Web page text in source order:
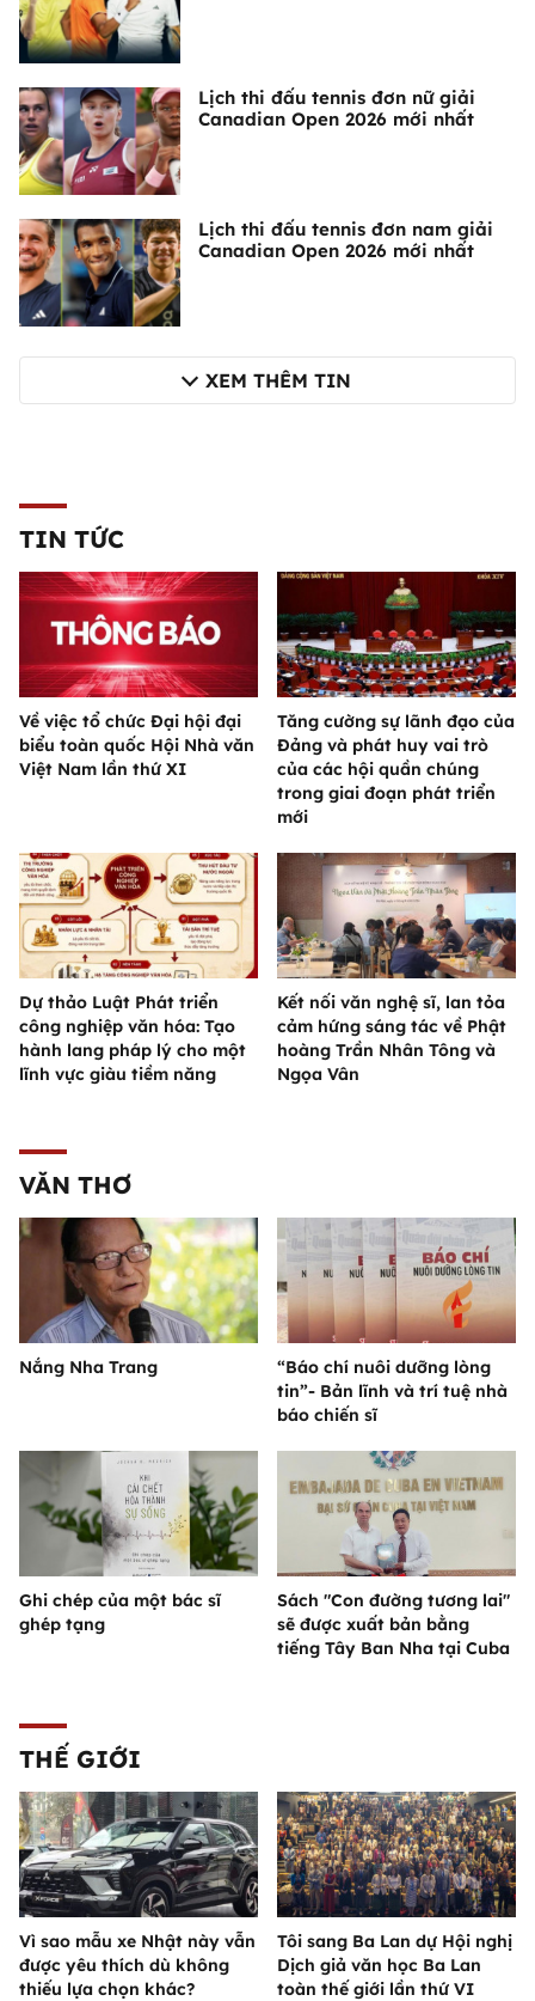
Lịch thi đấu tennis đơn nữ giải
Canadian Open 2026 mới nhất
Lịch thi đấu tennis đơn nam giải
Canadian Open 2026 mới nhất
XEM THÊM TIN
TIN TỨC
Về việc tổ chức Đại hội đại
biểu toàn quốc Hội Nhà văn
Việt Nam lần thứ XI
Tăng cường sự lãnh đạo của
Đảng và phát huy vai trò
của các hội quần chúng
trong giai đoạn phát triển
mới
Dự thảo Luật Phát triển
công nghiệp văn hóa: Tạo
hành lang pháp lý cho một
lĩnh vực giàu tiềm năng
Kết nối văn nghệ sĩ, lan tỏa
cảm hứng sáng tác về Phật
hoàng Trần Nhân Tông và
Ngọa Vân
VĂN THƠ
Nắng Nha Trang
“Báo chí nuôi dưỡng lòng
tin”- Bản lĩnh và trí tuệ nhà
báo chiến sĩ
Ghi chép của một bác sĩ
ghép tạng
Sách "Con đường tương lai"
sẽ được xuất bản bằng
tiếng Tây Ban Nha tại Cuba
THẾ GIỚI
Vì sao mẫu xe Nhật này vẫn
được yêu thích dù không
thiếu lựa chọn khác?
Tôi sang Ba Lan dự Hội nghị
Dịch giả văn học Ba Lan
toàn thế giới lần thứ VI